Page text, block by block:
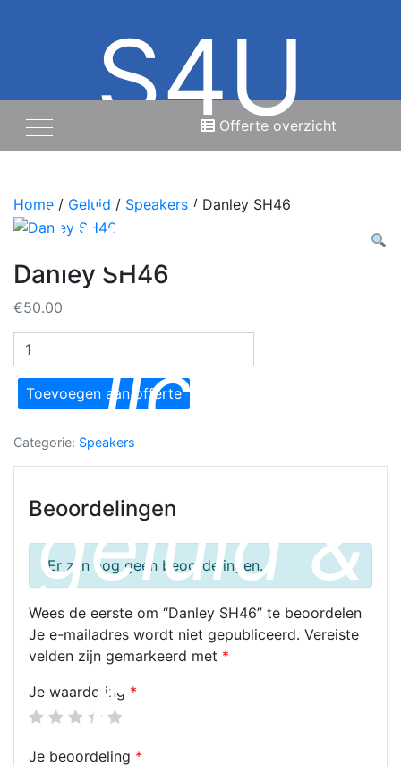
S4U
Verhuur
licht,
geluid &
beeld
Offerte overzicht
Home / Geluid / Speakers / Danley SH46
Danley SH46
€50.00
Danley
SH46
aantal
Toevoegen aan offerte
Categorie: Speakers
Beoordelingen
Er zijn nog geen beoordelingen.
Wees de eerste om “Danley SH46” te beoordelen
Je e-mailadres wordt niet gepubliceerd. Vereiste
velden zijn gemarkeerd met *
Je waardering *
Je beoordeling *